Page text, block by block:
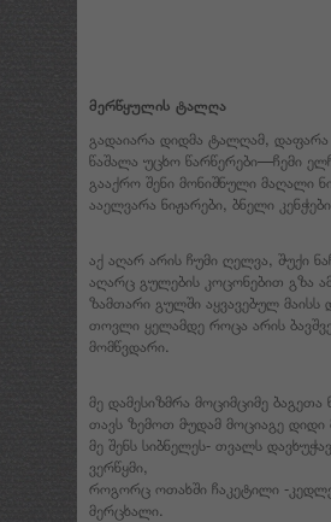
მერწყულის ტალღა
გადაიარა დიდმა ტალღამ, დაფარა
წაშალა უცხო წარწერები—ჩემი
გააქრო შენი მონიშნული მაღალი
ააელვარა ნიჟარები, ბნელი
აქ აღარ არის ჩუმი ღელვა, შუქი
აღარც გულების კოცონებით გზა
ზამთარი გულში აყვავებულ მაისს
თოვლი ყელამდე როცა არის
მომწვდარი.
მე დამესიზმრა მოციმციმე ბაგეთა
თავს ზემოთ მუდამ მოციაგე დიდი
მე შენს სიბნელეს- თვალს
ვერწყმი,
როგორც ოთახში ჩაკეტილი -
მერცხალი.